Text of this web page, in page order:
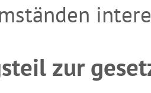
zur